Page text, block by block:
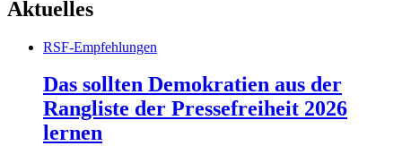
Aktuelles
RSF-Empfehlungen
Das sollten Demokratien aus der
Rangliste der Pressefreiheit 2026
lernen